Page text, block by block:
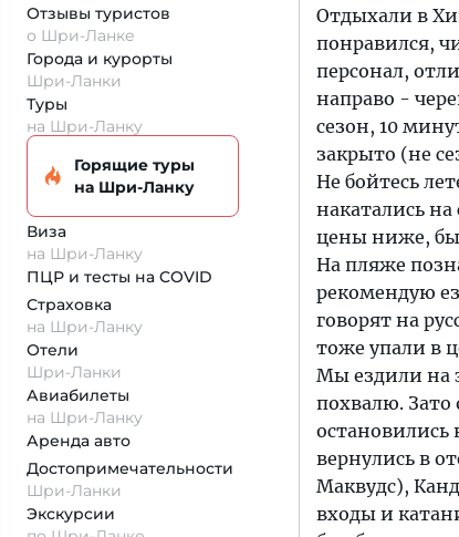
Отзывы туристов
о Шри-Ланке
Города и курорты
Шри-Ланки
Туры
на Шри-Ланку
Горящие туры
на Шри-Ланку
Виза
на Шри-Ланку
ПЦР и тесты на COVID
Страховка
на Шри-Ланку
Отели
Шри-Ланки
Авиабилеты
на Шри-Ланку
Аренда авто
Достопримеча­тельности
Шри-Ланки
Экскурсии
Отдыхали в
понравился,
персонал,
направо -
сезон, 10
закрыто (не
Не бойтесь
накатались
цены ниже,
На пляже
рекомендую
говорят на
тоже упали в
Мы ездили на
похвалю.
остановились
вернулись в
Маквудс),
входы и